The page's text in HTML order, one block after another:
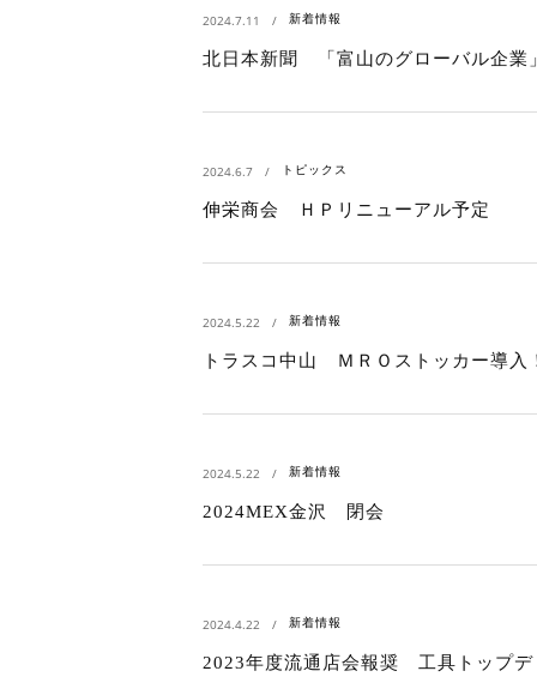
2024.7.11 新着情報
北日本新聞 「富山のグローバル企業
2024.6.7 トピックス
伸栄商会 ＨＰリニューアル予定
2024.5.22 新着情報
トラスコ中山 ＭＲＯストッカー導入
2024.5.22 新着情報
2024MEX金沢 閉会
2024.4.22 新着情報
2023年度流通店会報奨 工具トップデ